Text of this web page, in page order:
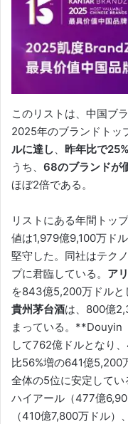
このリストは、中国ブ
2025年のブランドトッ
ルに達し、 昨年比で
うち、 68のブランドが
ほぼ2倍である。
リストにある年間トップ
値は1,979億9,100万ド
堅守した。同社はテク
プに君臨している。 ア
を843億5,200万ドルと
貴州茅台酒は、800億
まっている。**Douyin
して762億ドルとなり、
比56%増の641億5,200
全体の5位に安定してい
ハイアール（477億
（410億7,800万ドル